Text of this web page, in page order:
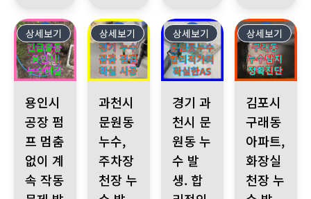
545
상세보기
용인시
공장 펌
프 멈춤
없이 계
속 작동
544
상세보기
과천시
문원동
누수,
주차장
천장 누
543
상세보기
경기 과
천시 문
원동 누
수 발
생. 합
542
상세보기
김포시
구래동
아파트,
화장실
천장 누